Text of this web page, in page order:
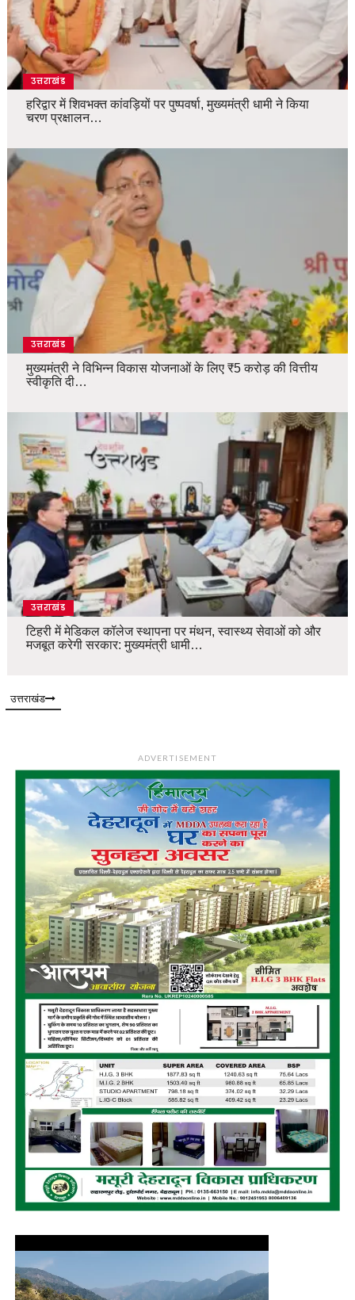
उत्तराखंड
हरिद्वार में शिवभक्त कांवड़ियों पर पुष्पवर्षा, मुख्यमंत्री धामी ने किया
चरण प्रक्षालन…
उत्तराखंड
मुख्यमंत्री ने विभिन्न विकास योजनाओं के लिए ₹5 करोड़ की वित्तीय
स्वीकृति दी…
उत्तराखंड
टिहरी में मेडिकल कॉलेज स्थापना पर मंथन, स्वास्थ्य सेवाओं को और
मजबूत करेगी सरकार: मुख्यमंत्री धामी…
उत्तराखंड
ADVERTISEMENT